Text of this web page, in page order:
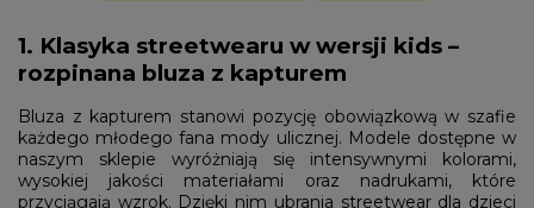
1. Klasyka streetwearu w wersji kids –
rozpinana bluza z kapturem
Bluza z kapturem stanowi pozycję obowiązkową w szafie
każdego młodego fana mody ulicznej. Modele dostępne w
naszym sklepie wyróżniają się intensywnymi kolorami,
wysokiej jakości materiałami oraz nadrukami, które
przyciągają wzrok. Dzięki nim ubrania streetwear dla dzieci